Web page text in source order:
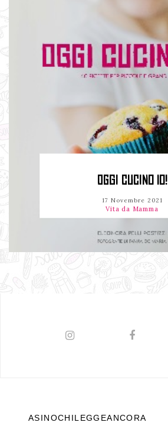
OGGI CUCINO IO!
17 Novembre 2021
Vita da Mamma
ASINOCHILEGGEANCORA